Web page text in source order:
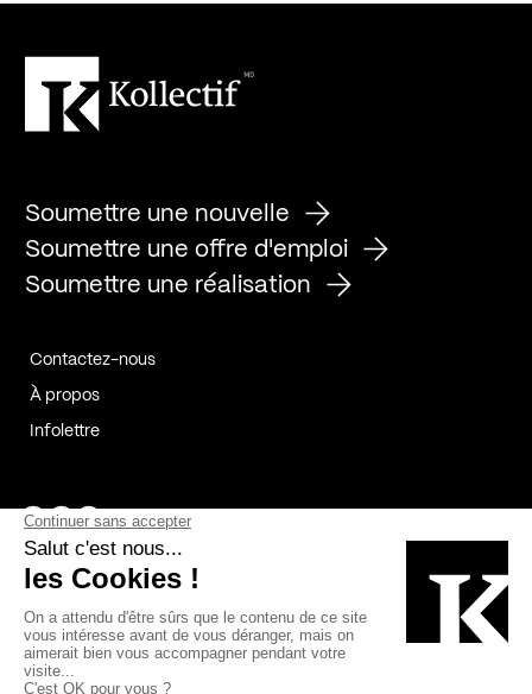
Soumettre une nouvelle
Soumettre une offre d'emploi
Soumettre une réalisation
Contactez-nous
À propos
Infolettre
Page Facebook de Kollectif
Page Instagram de Kollectif
Page Linkedin de Kollectif